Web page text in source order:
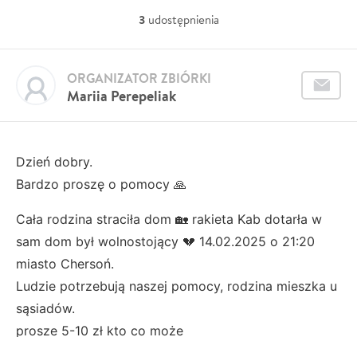
3 udostępnienia
Mariia Perepeliak
ORGANIZATOR ZBIÓRKI
Dzień dobry.
Bardzo proszę o pomocy 🙏
Cała rodzina straciła dom 🏡 rakieta Kab dotarła w
sam dom był wolnostojący 💔 14.02.2025 o 21:20
miasto Chersoń.
Ludzie potrzebują naszej pomocy, rodzina mieszka u
sąsiadów.
prosze 5-10 zł kto co może